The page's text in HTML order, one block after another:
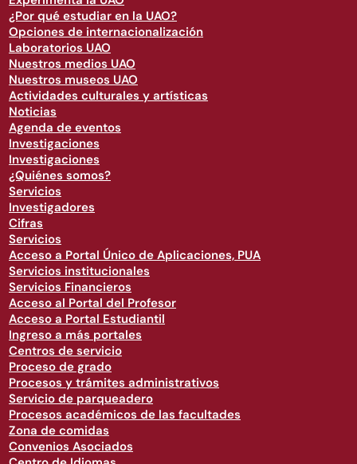
¿Por qué estudiar en la UAO?
Opciones de internacionalización
Laboratorios UAO
Nuestros medios UAO
Nuestros museos UAO
Actividades culturales y artísticas
Noticias
Agenda de eventos
Investigaciones
Investigaciones
¿Quiénes somos?
Servicios
Investigadores
Cifras
Servicios
Acceso a Portal Único de Aplicaciones, PUA
Servicios institucionales
Servicios Financieros
Acceso al Portal del Profesor
Acceso a Portal Estudiantil
Ingreso a más portales
Centros de servicio
Proceso de grado
Procesos y trámites administrativos
Servicio de parqueadero
Procesos académicos de las facultades
Zona de comidas
Convenios Asociados